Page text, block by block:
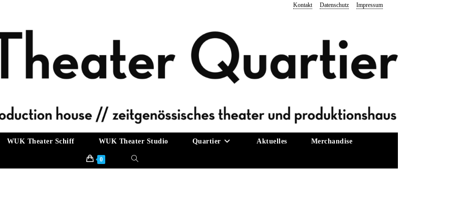
Kontakt Datenschutz Impressum
WUK Theater Schiff WUK Theater Studio Quartier Aktuelles Merchandise
0 Website-